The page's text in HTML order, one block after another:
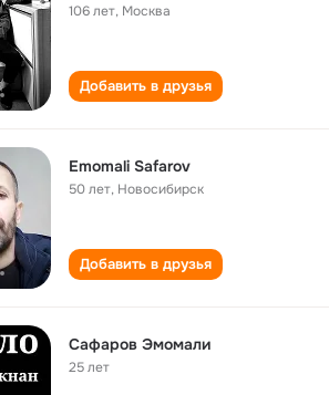
106 лет, Москва
Добавить в друзья
Emomali Safarov
50 лет, Новосибирск
Добавить в друзья
Сафаров Эмомали
25 лет